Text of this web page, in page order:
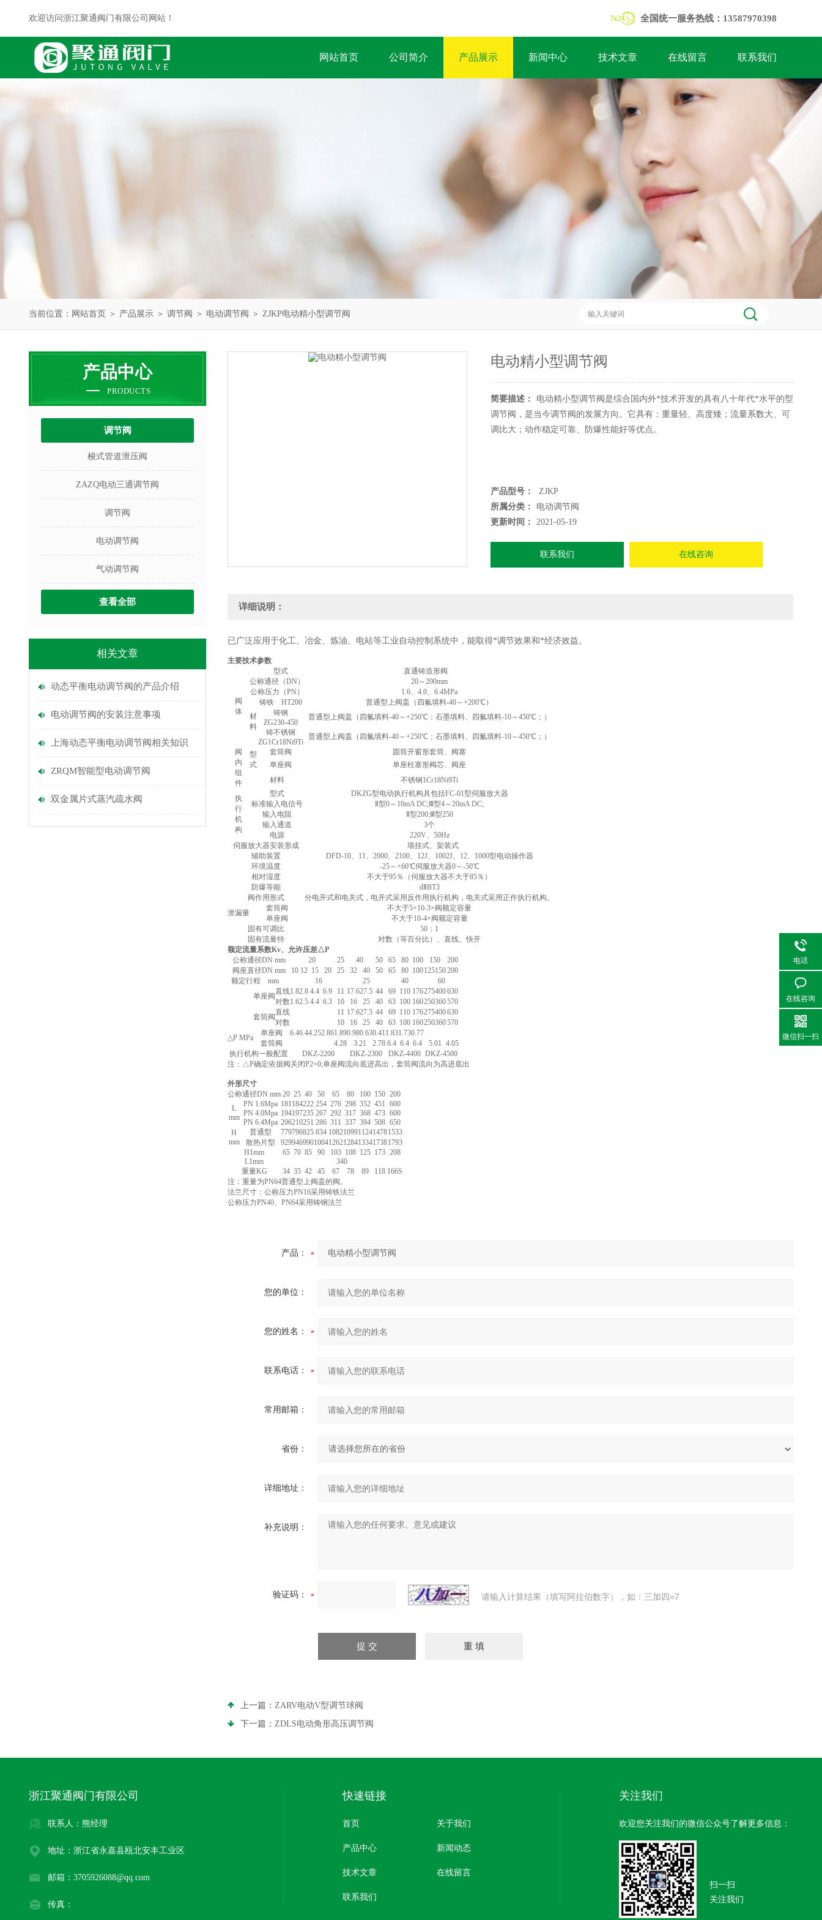
欢迎访问浙江聚通阀门有限公司网站！ 全国统一服务热线：13587970398
网站首页 公司简介 产品展示 新闻中心 技术文章 在线留言 联系我们
当前位置： 网站首页 ＞ 产品展示 ＞ 调节阀 ＞ 电动调节阀 ＞ ZJKP电动精小型调节阀
产品中心
PRODUCTS
调节阀
梭式管道泄压阀
ZAZQ电动三通调节阀
调节阀
电动调节阀
气动调节阀
查看全部
相关文章
动态平衡电动调节阀的产品介绍
电动调节阀的安装注意事项
上海动态平衡电动调节阀相关知识
ZRQM智能型电动调节阀
双金属片式蒸汽疏水阀
电动精小型调节阀
简要描述：
电动精小型调节阀是综合国内外*技术开发的具有八十年代*水平的型
调节阀，是当今调节阀的发展方向。它具有：重量轻、高度矮；流量系数大、可
调比大；动作稳定可靠、防爆性能好等优点。
产品型号：
ZJKP
所属分类：
电动调节阀
更新时间：
2021-05-19
联系我们 在线咨询
详细说明：
已广泛应用于化工、冶金、炼油、电站等工业自动控制系统中，能取得*调节效果和*经济效益。
主要技术参数
阀
体
型式
直通铸造形阀
公称通径（DN）
20～200mm
公称压力（PN）
1.6、4.0、6.4MPa
材
料
铸铁 HT200
普通型上阀盖（四氟填料-40～+200℃）
铸钢
ZG230-450
普通型上阀盖（四氟填料-40～+250℃；石墨填料、四氟填料-10～450℃；）
铸不锈钢
ZG1Cr18Ni9Ti
普通型上阀盖（四氟填料-40～+250℃；石墨填料、四氟填料-10～450℃；）
阀
内
组
件
型
式
套筒阀
圆筒开窗形套筒、阀塞
单座阀
单座柱塞形阀芯、阀座
材料
不锈钢1Cr18Ni9Ti
执
行
机
构
型式
DKZG型电动执行机构具包括FC-01型伺服放大器
标准输入电信号
Ⅱ型0～10mA DC;Ⅲ型4～20mA DC;
输入电阻
Ⅱ型200;Ⅲ型250
输入通道
3个
电源
220V、50Hz
伺服放大器安装形成
墙挂式、架装式
辅助装置
DFD-10、11、2000、2100、12J、1002J、12、1000型电动操作器
环境温度
-25～+60℃伺服放大器0～-50℃
相对湿度
不大于95％（伺服放大器不大于85％）
防爆等能
dⅡBT3
阀作用形式
分电开式和电关式，电开式采用反作用执行机构，电关式采用正作执行机构。
泄漏量
套筒阀
不大于5×10-3×阀额定容量
单座阀
不大于10-4×阀额定容量
固有可调比
50：1
固有流量特
对数（等百分比）、直线、快开
额定流量系数Kv、允许压差△P
公称通径DN mm
20 25 40 50 65 80 100 150
200
阀座直径DN mm
10 12 15 20 25 32 40 50 65 80 100125150200
额定行程 mm
16 25 40
60
单座阀
直线1.82.8 4.4 6.9 11 17.627.5 44 69 110 176275400630
对数1.62.5 4.4 6.3 10 16 25 40 63 100 160250360570
套筒阀
直线 11 17.627.5 44 69 110 176275400630
对数
10 16 25 40 63 100 160250360570
△P MPa
单座阀 6.46.44.252.861.890.980.630.411.831.730.77
套筒阀
4.28 3.21 2.78 6.4 6.4 6.4 5.01 4.05
执行机构一般配置
DKZ-2200 DKZ-2300 DKZ-4400 DKZ-4500
注：△P确定依据阀关闭P2=0;单座阀流向底进高出，套筒阀流向为高进底出
外形尺寸
公称通径DN mm 20 25 40 50 65 80 100 150 200
L
mm
PN 1.6Mpa 181184222 254 276 298 352 451 600
PN 4.0Mpa 194197235 267 292 317 368 473 600
PN 6.4Mpa 206210251 286 311 337 394 508 650
H
mm
普通型 779796825 834 10821099112414781533
散热片型
929946990100412621284133417381793
H1mm
65 70 85 90 103 108 125 173 208
L1mm
340
重量KG
34 35 42 45 67 78 89 118 166S
注：重量为PN64普通型上阀盖的阀。
法兰尺寸：公称压力PN16采用铸铁法兰
公称压力PN40、PN64采用铸钢法兰
产品：
您的单位：
您的姓名：
联系电话：
常用邮箱：
省份：
详细地址：
补充说明：
验证码： 请输入计算结果（填写阿拉伯数字），如：三加四=7
上一篇： ZARV电动V型调节球阀
下一篇： ZDLS电动角形高压调节阀
浙江聚通阀门有限公司
联系人：熊经理
地址：浙江省永嘉县瓯北安丰工业区
邮箱：3705926088@qq.com
传真：
快速链接
首页 关于我们
产品中心 新闻动态
技术文章 在线留言
联系我们
关注我们
欢迎您关注我们的微信公众号了解更多信息：
扫一扫
关注我们
电话
在线咨询
微信扫一扫